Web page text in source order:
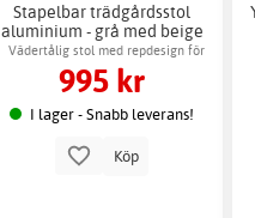
Stapelbar trädgårdsstol
aluminium - grå med beige
dyna utomhus
Vädertålig stol med repdesign för
uteplatsen
995 kr
I lager - Snabb leverans!
Köp